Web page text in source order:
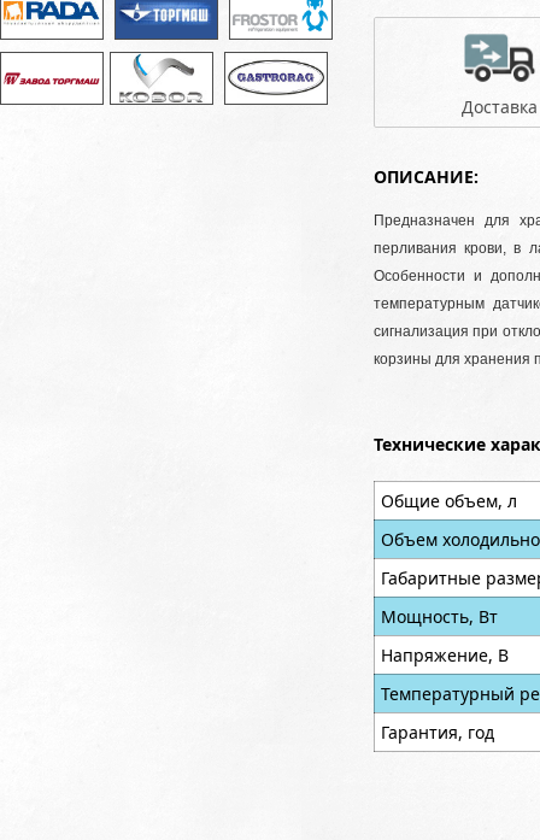
Доставка
ОПИСАНИЕ:
Предназначен для
перливания крови, в
Особенности и
температурным
сигнализация при
корзины для хранения
Технические
Общие объем, л
Объем
Габаритные
Мощность, Вт
Напряжение, В
Температурный
Гарантия, год